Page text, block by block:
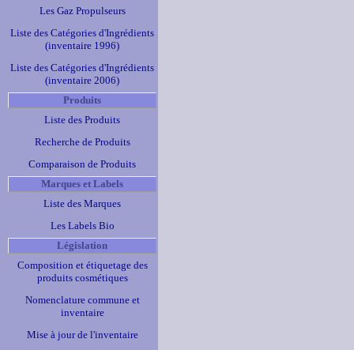
Les Gaz Propulseurs
Liste des Catégories d'Ingrédients
(inventaire 1996)
Liste des Catégories d'Ingrédients
(inventaire 2006)
Produits
Liste des Produits
Recherche de Produits
Comparaison de Produits
Marques et Labels
Liste des Marques
Les Labels Bio
Législation
Composition et étiquetage des
produits cosmétiques
Nomenclature commune et
inventaire
Mise à jour de l'inventaire